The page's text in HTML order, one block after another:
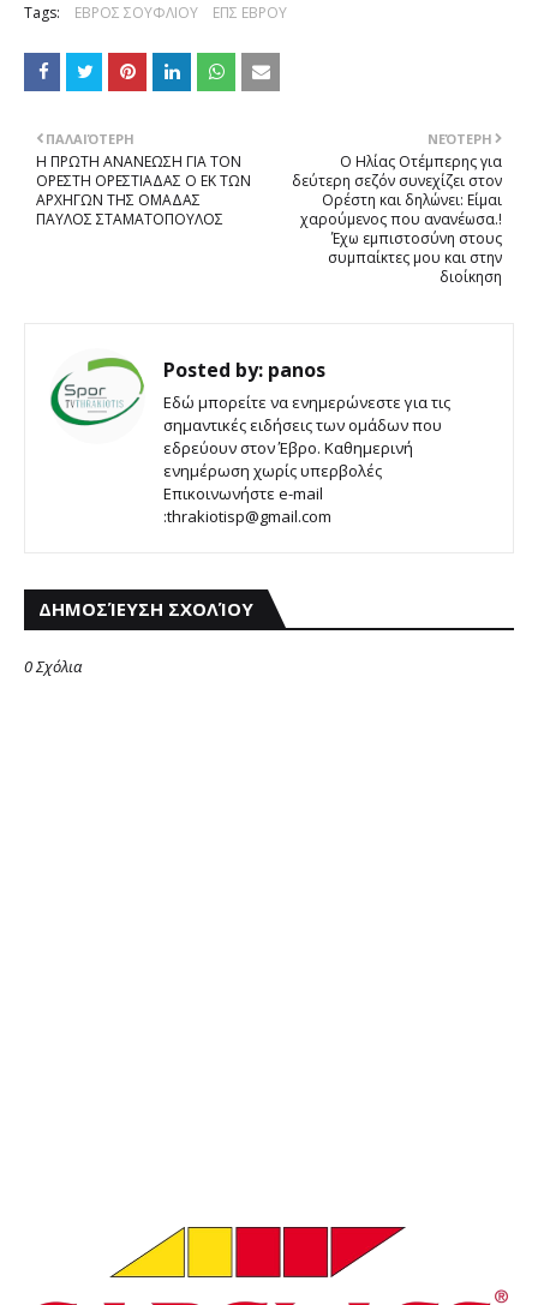
Tags: ΕΒΡΟΣ ΣΟΥΦΛΙΟΥ ΕΠΣ ΕΒΡΟΥ
ΝΕΌΤΕΡΗ
Ο Ηλίας Οτέμπερης για
δεύτερη σεζόν συνεχίζει στον
Ορέστη και δηλώνει: Είμαι
χαρούμενος που ανανέωσα.!
Έχω εμπιστοσύνη στους
συμπαίκτες μου και στην
διοίκηση
ΠΑΛΑΙΌΤΕΡΗ
Η ΠΡΩΤΗ ΑΝΑΝΕΩΣΗ ΓΙΑ ΤΟΝ
ΟΡΕΣΤΗ ΟΡΕΣΤΙΑΔΑΣ Ο ΕΚ ΤΩΝ
ΑΡΧΗΓΩΝ ΤΗΣ ΟΜΑΔΑΣ
ΠΑΥΛΟΣ ΣΤΑΜΑΤΟΠΟΥΛΟΣ
Posted by: panos
Εδώ μπορείτε να ενημερώνεστε για τις
σημαντικές ειδήσεις των ομάδων που
εδρεύουν στον Έβρο. Καθημερινή
ενημέρωση χωρίς υπερβολές
Επικοινωνήστε e-mail
:thrakiotisp@gmail.com
ΔΗΜΟΣΊΕΥΣΗ ΣΧΟΛΊΟΥ
0 Σχόλια